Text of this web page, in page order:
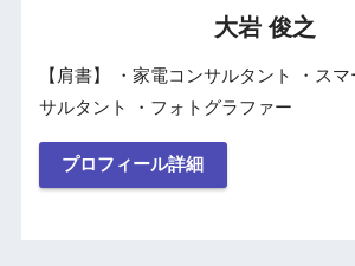
大岩 俊之
【肩書】 ・家電コンサルタント ・ス
サルタント ・フォトグラファー
プロフィール詳細